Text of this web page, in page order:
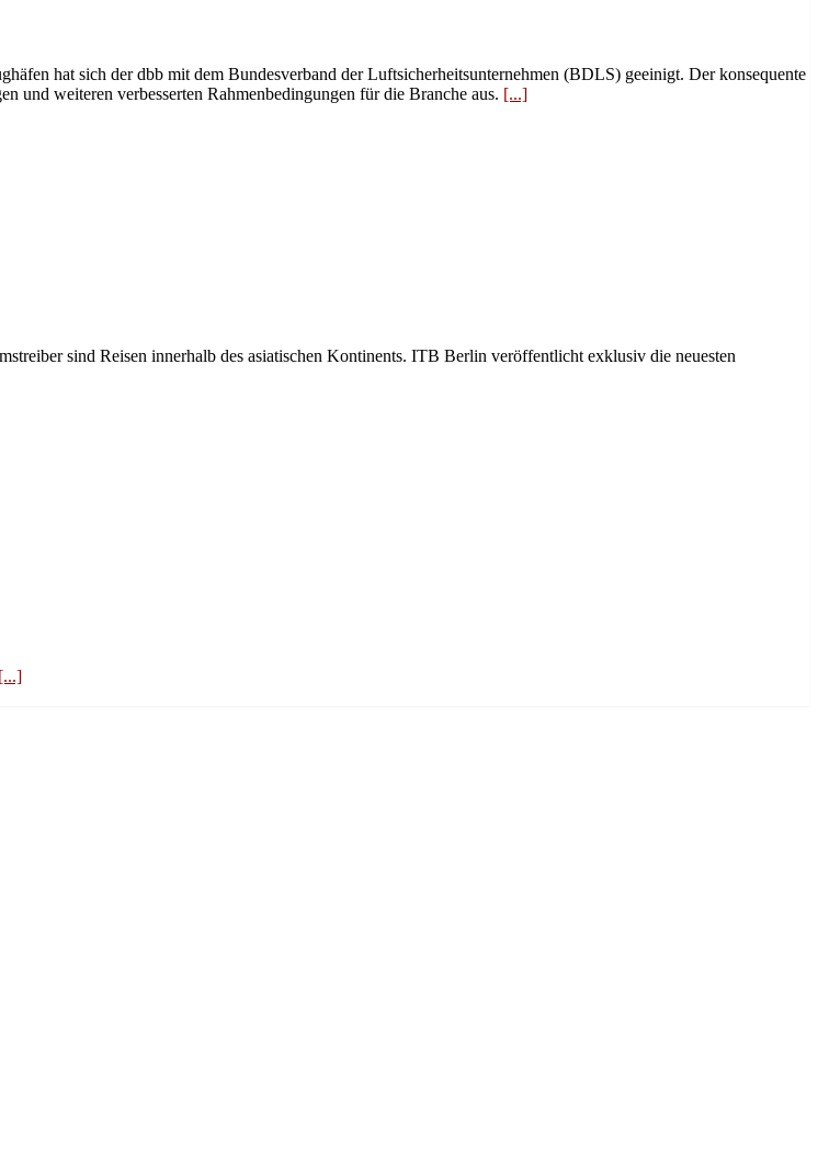
hat sich der dbb mit dem Bundesverband der Luftsicherheitsunternehmen (BDLS) geeinigt. Der konsequente
und weiteren verbesserten Rahmenbedingungen für die Branche aus. [...]
sind Reisen innerhalb des asiatischen Kontinents. ITB Berlin veröffentlicht exklusiv die neuesten
[...]